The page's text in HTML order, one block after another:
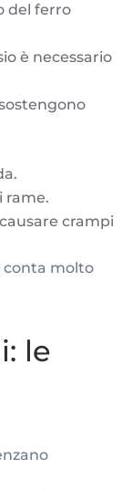
del ferro
è necessario
rame.
crampi
conta molto
le